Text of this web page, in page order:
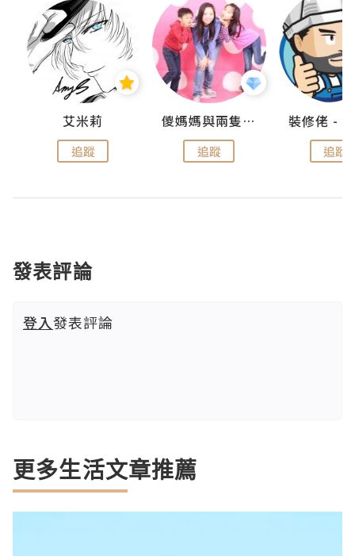
艾米莉
追蹤
儍媽媽與兩隻小魔怪之家
追蹤 追蹤
發表評論
登入發表評論
更多生活文章推薦